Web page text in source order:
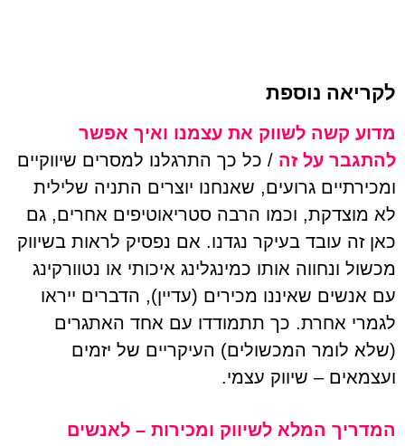
לקריאה נוספת
מדוע קשה לשווק את עצמנו ואיך אפשר
להתגבר על זה/ כל כך התרגלנו למסרים שיווקיים
ומכירתיים גרועים, שאנחנו יוצרים התניה שלילית
לא מוצדקת, וכמו הרבה סטריאוטיפים אחרים, גם
כאן זה עובד בעיקר נגדנו. אם נפסיק לראות בשיווק
מכשול ונחווה אותו כמינגלינג איכותי או נטוורקינג
עם אנשים שאיננו מכירים (עדיין), הדברים ייראו
לגמרי אחרת. כך תתמודדו עם אחד האתגרים
(שלא לומר המכשולים) העיקריים של יזמים
ועצמאים – שיווק עצמי.
המדריך המלא לשיווק ומכירות – לאנשים